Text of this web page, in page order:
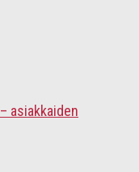
asiakkaiden